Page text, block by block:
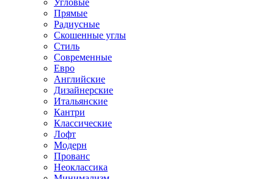
Угловые
Прямые
Радиусные
Скошенные углы
Стиль
Современные
Евро
Английские
Дизайнерские
Итальянские
Кантри
Классические
Лофт
Модерн
Прованс
Неоклассика